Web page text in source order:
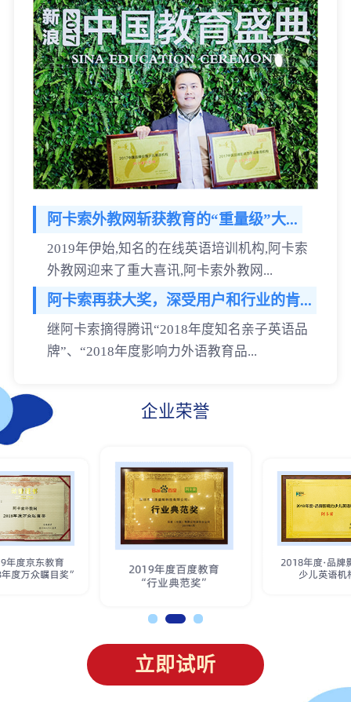
阿卡索外教网斩获教育的“重量级”大...
2019年伊始,知名的在线英语培训机构,阿卡索
外教网迎来了重大喜讯,阿卡索外教网...
阿卡索再获大奖，深受用户和行业的肯...
继阿卡索摘得腾讯“2018年度知名亲子英语品
牌”、“2018年度影响力外语教育品...
企业荣誉
立即试听